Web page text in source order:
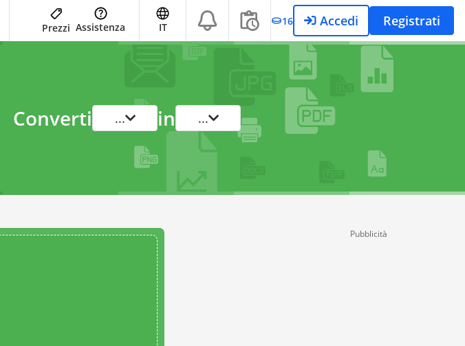
Prezzi Assistenza IT 16 Accedi Registrati
Converti ... in ...
Pubblicità